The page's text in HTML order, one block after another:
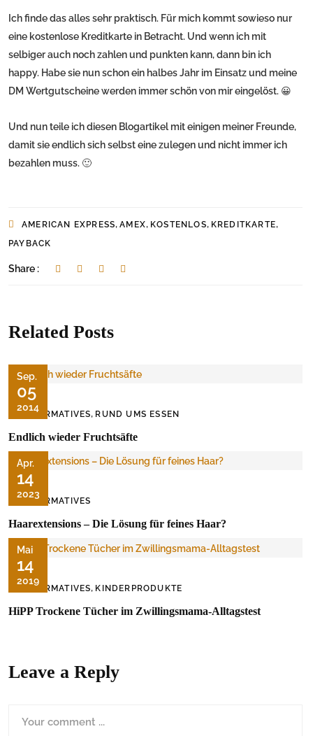
Ich finde das alles sehr praktisch. Für mich kommt sowieso nur
eine kostenlose Kreditkarte in Betracht. Und wenn ich mit
selbiger auch noch zahlen und punkten kann, dann bin ich
happy. Habe sie nun schon ein halbes Jahr im Einsatz und meine
DM Wertgutscheine werden immer schön von mir eingelöst. 😀
Und nun teile ich diesen Blogartikel mit einigen meiner Freunde,
damit sie endlich sich selbst eine zulegen und nicht immer ich
bezahlen muss. 🙂
AMERICAN EXPRESS,AMEX, KOSTENLOS, KREDITKARTE,
PAYBACK
Share :
Related Posts
Sep.
05
2014
INFORMATIVES, RUND UMS ESSEN
Endlich wieder Fruchtsäfte
Apr.
14
2023
INFORMATIVES
Haarextensions – Die Lösung für feines Haar?
Mai
14
2019
INFORMATIVES, KINDERPRODUKTE
HiPP Trockene Tücher im Zwillingsmama-Alltagstest
Leave a Reply